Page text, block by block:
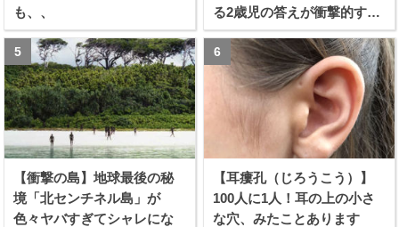
も、、
る2歳児の答えが衝撃的すぎ
る！！
【衝撃の島】地球最後の秘
境「北センチネル島」が
色々ヤバすぎてシャレにな
【耳瘻孔（じろうこう）】
100人に1人！耳の上の小さ
な穴、みたことあります